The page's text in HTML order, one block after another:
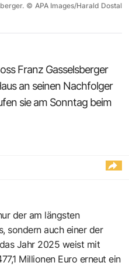
© APA Images/Harald Dostal
Franz Gasselsberger
an seinen Nachfolger
sie am Sonntag beim
der am längsten
sondern auch einer der
Jahr 2025 weist mit
Millionen Euro erneut ein